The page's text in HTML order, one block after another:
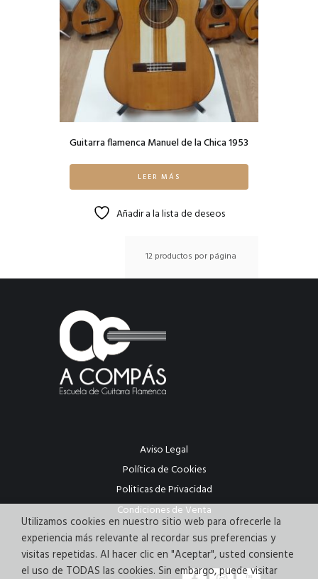
Guitarra flamenca Manuel de la Chica 1953
LEER MÁS
Añadir a la lista de deseos
Aviso Legal
Política de Cookies
Politicas de Privacidad
Condiciones de Venta
Utilizamos cookies en nuestro sitio web para ofrecerle la
experiencia más relevante al recordar sus preferencias y
visitas repetidas. Al hacer clic en "Aceptar", usted consiente
el uso de TODAS las cookies. Sin embargo, puede visitar